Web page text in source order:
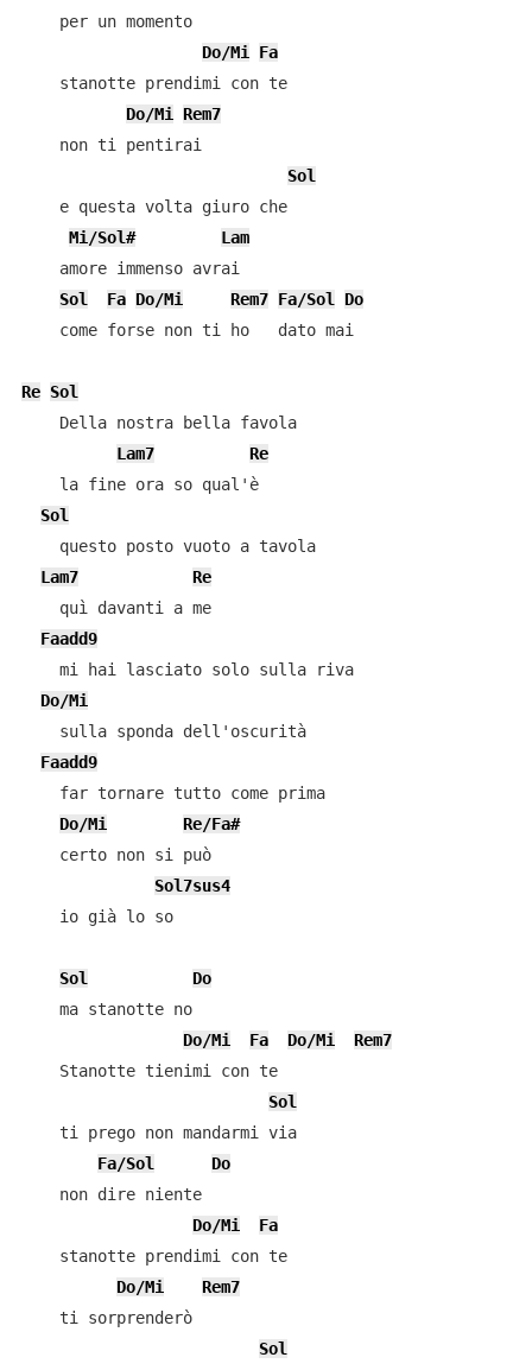
    per un momento
Do/Mi
Fa
    stanotte prendimi con te
Do/Mi
Rem7
    non ti pentirai
Sol
    e questa volta giuro che
Mi/Sol#
Lam
    amore immenso avrai
Sol
Fa Do/Mi Rem7 Fa/Sol
Do
    come forse non ti ho   dato mai
Re Sol
    Della nostra bella favola
Lam7
Re
    la fine ora so qual'è
Sol
    questo posto vuoto a tavola
Lam7
Re
    quì davanti a me
Faadd9
    mi hai lasciato solo sulla riva
Do/Mi
    sulla sponda dell'oscurità
Faadd9
    far tornare tutto come prima
Do/Mi
Re/Fa#
    certo non si può
Sol7sus4
    io già lo so
Sol
Do
    ma stanotte no
Do/Mi
Fa Do/Mi
Rem7
    Stanotte tienimi con te
Sol
    ti prego non mandarmi via
Fa/Sol
Do
    non dire niente
Do/Mi
Fa
    stanotte prendimi con te
Do/Mi
Rem7
    ti sorprenderò
Sol